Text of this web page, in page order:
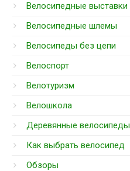
Велосипедные выставки
Велосипедные шлемы
Велосипеды без цепи
Велоспорт
Велотуризм
Велошкола
Деревянные велосипеды
Как выбрать велосипед
Обзоры